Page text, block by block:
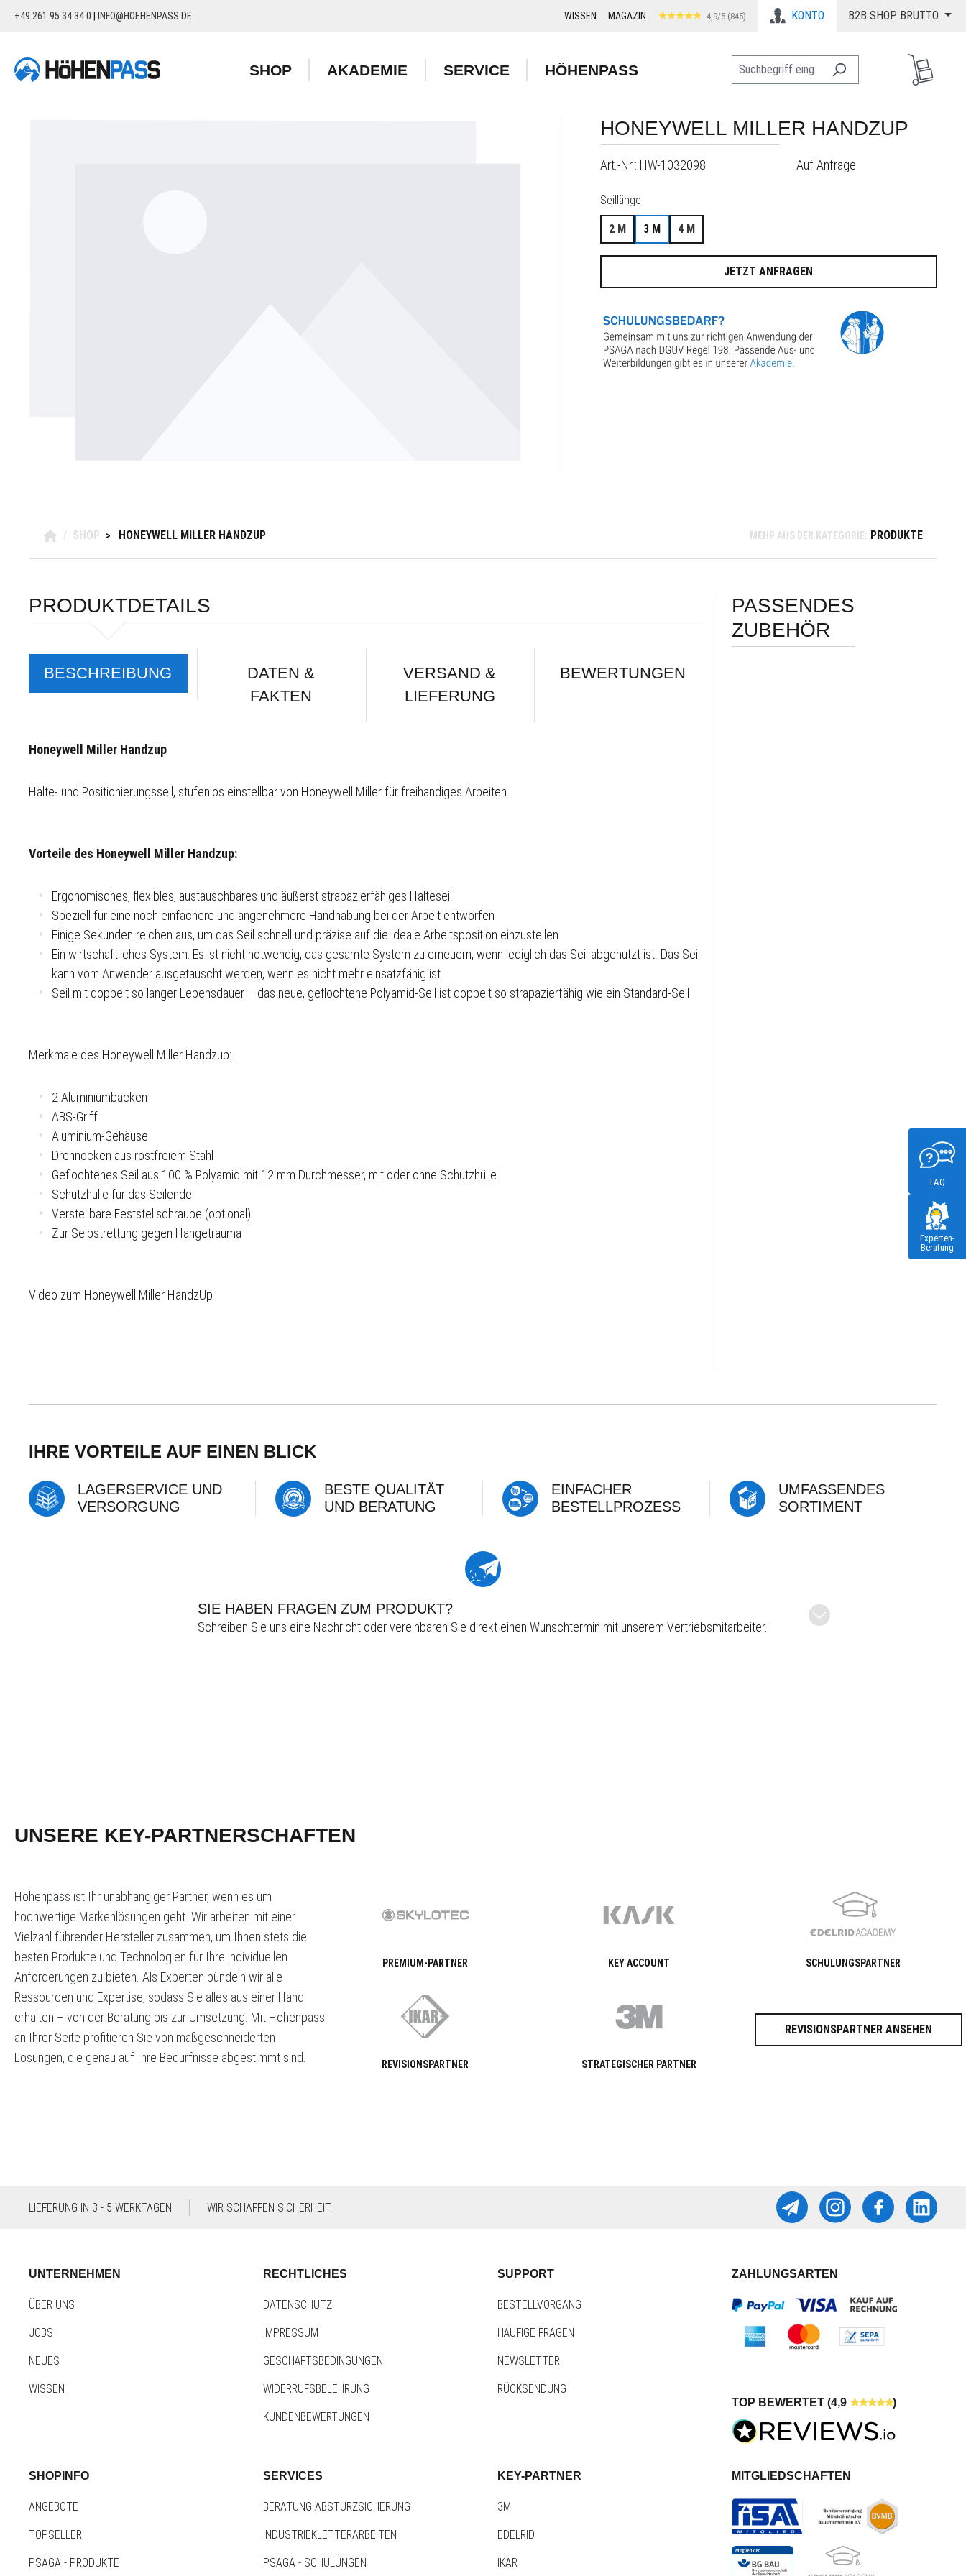
Zur Hauptnavigation springen
+49 261 95 34 34 0 | INFO@HOEHENPASS.DE WISSEN MAGAZIN 4,9/5 (845) KONTO B2B SHOP BRUTTO
SHOP AKADEMIE SERVICE HÖHENPASS
HONEYWELL MILLER HANDZUP
Art.-Nr.: HW-1032098 Auf Anfrage
Seillängeauswählen
2 M 3 M 4 M
JETZT ANFRAGEN
/ SHOP > HONEYWELL MILLER HANDZUP MEHR AUS DER KATEGORIE: PRODUKTE
PRODUKTDETAILS
BESCHREIBUNG
DATEN &
FAKTEN
VERSAND &
LIEFERUNG
BEWERTUNGEN
Honeywell Miller Handzup
Halte- und Positionierungsseil, stufenlos einstellbar von Honeywell Miller für freihändiges Arbeiten.
Vorteile des Honeywell Miller Handzup:
Ergonomisches, flexibles, austauschbares und äußerst strapazierfähiges Halteseil
Speziell für eine noch einfachere und angenehmere Handhabung bei der Arbeit entworfen
Einige Sekunden reichen aus, um das Seil schnell und präzise auf die ideale Arbeitsposition einzustellen
Ein wirtschaftliches System: Es ist nicht notwendig, das gesamte System zu erneuern, wenn lediglich das Seil abgenutzt ist. Das Seil
kann vom Anwender ausgetauscht werden, wenn es nicht mehr einsatzfähig ist.
Seil mit doppelt so langer Lebensdauer – das neue, geflochtene Polyamid-Seil ist doppelt so strapazierfähig wie ein Standard-Seil
Merkmale des Honeywell Miller Handzup:
2 Aluminiumbacken
ABS-Griff
Aluminium-Gehäuse
Drehnocken aus rostfreiem Stahl
Geflochtenes Seil aus 100 % Polyamid mit 12 mm Durchmesser, mit oder ohne Schutzhülle
Schutzhülle für das Seilende
Verstellbare Feststellschraube (optional)
Zur Selbstrettung gegen Hängetrauma
Video zum Honeywell Miller HandzUp
PASSENDES
ZUBEHÖR
IHRE VORTEILE AUF EINEN BLICK
LAGERSERVICE UND
VERSORGUNG
BESTE QUALITÄT
UND BERATUNG
EINFACHER
BESTELLPROZESS
UMFASSENDES
SORTIMENT
SIE HABEN FRAGEN ZUM PRODUKT?
Schreiben Sie uns eine Nachricht oder vereinbaren Sie direkt einen Wunschtermin mit unserem Vertriebsmitarbeiter.
UNSERE KEY-PARTNERSCHAFTEN
Höhenpass ist Ihr unabhängiger Partner, wenn es um
hochwertige Markenlösungen geht. Wir arbeiten mit einer
Vielzahl führender Hersteller zusammen, um Ihnen stets die
besten Produkte und Technologien für Ihre individuellen
Anforderungen zu bieten. Als Experten bündeln wir alle
Ressourcen und Expertise, sodass Sie alles aus einer Hand
erhalten – von der Beratung bis zur Umsetzung. Mit Höhenpass
an Ihrer Seite profitieren Sie von maßgeschneiderten
Lösungen, die genau auf Ihre Bedürfnisse abgestimmt sind.
PREMIUM-PARTNER KEY ACCOUNT SCHULUNGSPARTNER
REVISIONSPARTNER STRATEGISCHER PARTNER
REVISIONSPARTNER ANSEHEN
LIEFERUNG IN 3 - 5 WERKTAGEN WIR SCHAFFEN SICHERHEIT.
UNTERNEHMEN
ÜBER UNS
JOBS
NEUES
WISSEN
RECHTLICHES
DATENSCHUTZ
IMPRESSUM
GESCHÄFTSBEDINGUNGEN
WIDERRUFSBELEHRUNG
KUNDENBEWERTUNGEN
SUPPORT
BESTELLVORGANG
HÄUFIGE FRAGEN
NEWSLETTER
RÜCKSENDUNG
ZAHLUNGSARTEN
TOP BEWERTET (4,9 )
SHOPINFO
ANGEBOTE
TOPSELLER
PSAGA - PRODUKTE
SERVICES
BERATUNG ABSTURZSICHERUNG
INDUSTRIEKLETTERARBEITEN
PSAGA - SCHULUNGEN
KEY-PARTNER
3M
EDELRID
IKAR
MITGLIEDSCHAFTEN
FAQ
Experten-
Beratung